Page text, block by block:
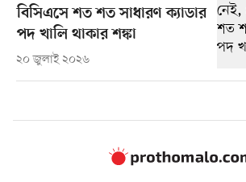
বিসিএসে শত শত সাধারণ ক্যাডার
পদ খালি থাকার শঙ্কা
২০ জুলাই ২০২৬